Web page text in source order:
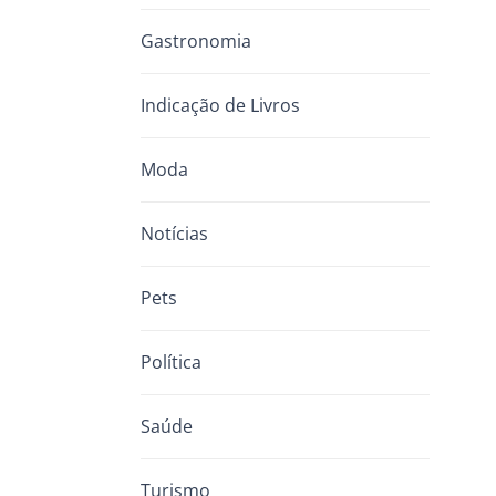
Gastronomia
Indicação de Livros
Moda
Notícias
Pets
Política
Saúde
Turismo